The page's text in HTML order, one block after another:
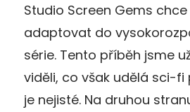
Studio Screen Gems
adaptovat do
série. Tento příběh jsme
viděli, co však udělá sci-fi
je nejisté. Na druhou